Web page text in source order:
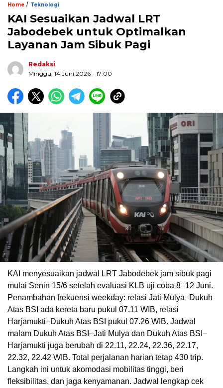
Home / Teknologi
KAI Sesuaikan Jadwal LRT
Jabodebek untuk Optimalkan
Layanan Jam Sibuk Pagi
Redaksi
Minggu, 14 Juni 2026 - 17:00
KAI menyesuaikan jadwal LRT Jabodebek jam sibuk pagi
mulai Senin 15/6 setelah evaluasi KLB uji coba 8–12 Juni.
Penambahan frekuensi weekday: relasi Jati Mulya–Dukuh
Atas BSI ada kereta baru pukul 07.11 WIB, relasi
Harjamukti–Dukuh Atas BSI pukul 07.26 WIB. Jadwal
malam Dukuh Atas BSI–Jati Mulya dan Dukuh Atas BSI–
Harjamukti juga berubah di 22.11, 22.24, 22.36, 22.17,
22.32, 22.42 WIB. Total perjalanan harian tetap 430 trip.
Langkah ini untuk akomodasi mobilitas tinggi, beri
fleksibilitas, dan jaga kenyamanan. Jadwal lengkap cek